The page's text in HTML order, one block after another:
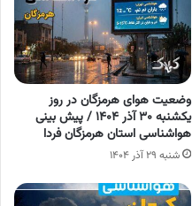
وضعیت هوای هرمزگان در روز
یکشنبه ۳۰ آذر ۱۴۰۴ / پیش بینی
هواشناسی استان هرمزگان فردا
شنبه ۲۹ آذر ۱۴۰۴